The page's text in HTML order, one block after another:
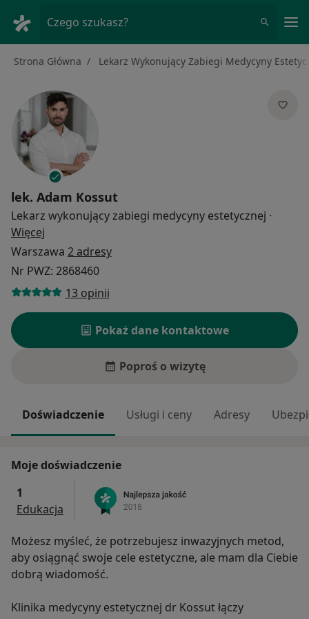
Czego szukasz?
Strona Główna Lekarz Wykonujący Zabiegi Medycyny
lek. Adam Kossut
Lekarz wykonujący zabiegi medycyny estetycznej ·
Więcej
Warszawa 2 adresy
Nr PWZ: 2868460
13 opinii
Pokaż dane kontaktowe
Poproś o wizytę
Doświadczenie Usługi i ceny Adresy
Moje doświadczenie
1
Edukacja
Możesz myśleć, że potrzebujesz inwazyjnych metod,
aby osiągnąć swoje cele estetyczne, ale mam dla Ciebie
dobrą wiadomość.
Klinika medycyny estetycznej dr Kossut łączy